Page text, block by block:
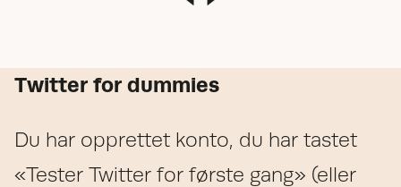
Twitter for dummies
Du har opprettet konto, du har tastet
«Tester Twitter for første gang» (eller